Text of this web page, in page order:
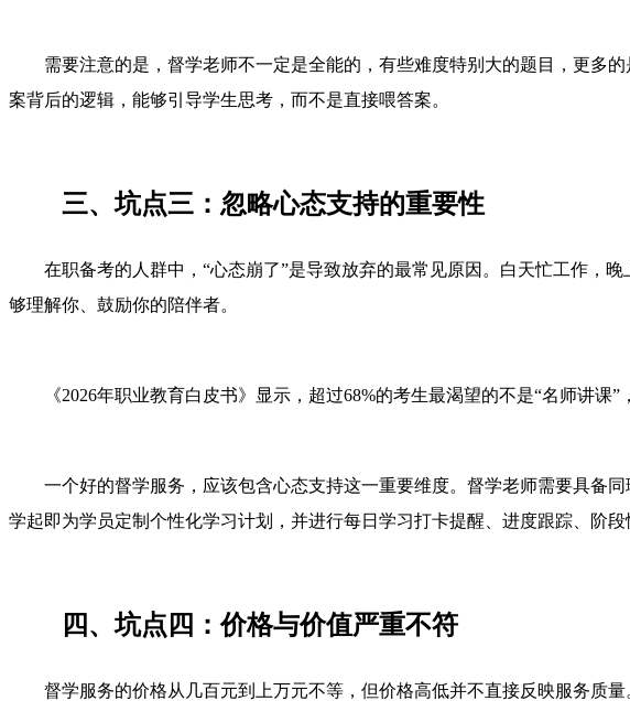
需要注意的是，督学老师不一定是全能的，有些难度特别大的题目，更
案背后的逻辑，能够引导学生思考，而不是直接喂答案。
三、坑点三：忽略心态支持的重要性
在职备考的人群中，“心态崩了”是导致放弃的最常见原因。白天忙工作，
够理解你、鼓励你的陪伴者。
《2026年职业教育白皮书》显示，超过68%的考生最渴望的不是“名师讲
一个好的督学服务，应该包含心态支持这一重要维度。督学老师需要具备
学起即为学员定制个性化学习计划，并进行每日学习打卡提醒、进度跟踪、阶段
四、坑点四：价格与价值严重不符
督学服务的价格从几百元到上万元不等，但价格高低并不直接反映服务质